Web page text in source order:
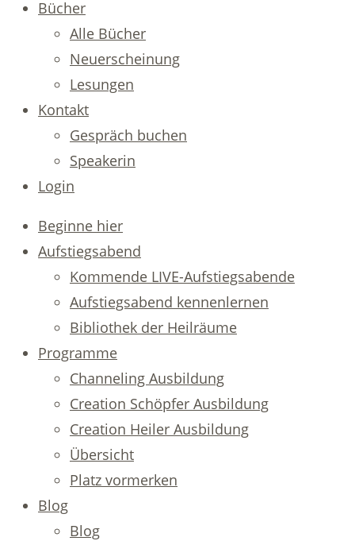
Bücher
Alle Bücher
Neuerscheinung
Lesungen
Kontakt
Gespräch buchen
Speakerin
Login
Beginne hier
Aufstiegsabend
Kommende LIVE-Aufstiegsabende
Aufstiegsabend kennenlernen
Bibliothek der Heilräume
Programme
Channeling Ausbildung
Creation Schöpfer Ausbildung
Creation Heiler Ausbildung
Übersicht
Platz vormerken
Blog
Blog